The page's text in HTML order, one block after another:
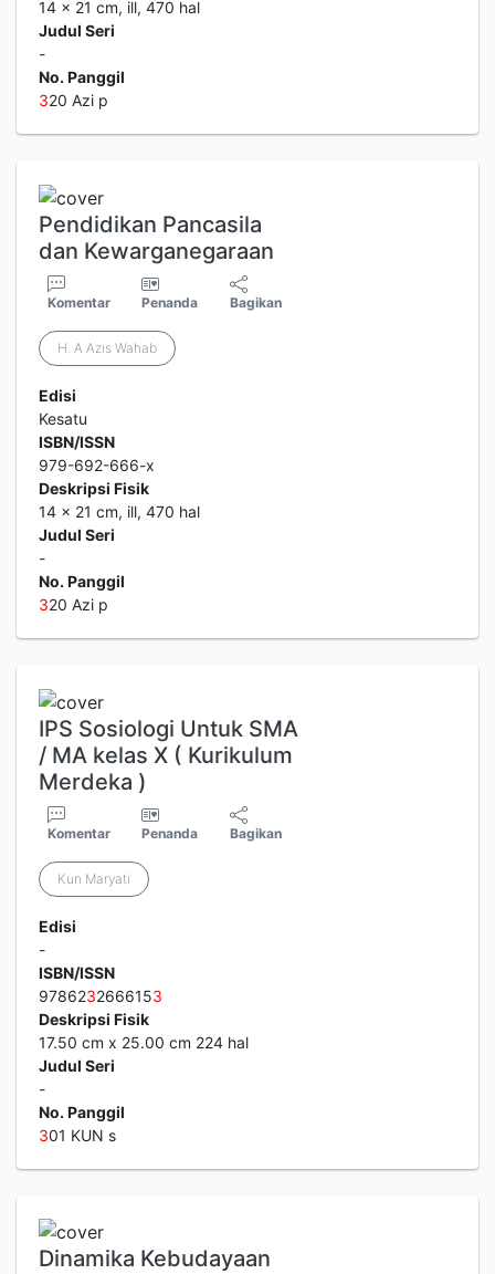
14 x 21 cm, ill, 470 hal
Judul Seri
-
No. Panggil
320 Azi p
Pendidikan Pancasila
dan Kewarganegaraan
Komentar Penanda Bagikan
H. A Azis Wahab
Edisi
Kesatu
ISBN/ISSN
979-692-666-x
Deskripsi Fisik
14 x 21 cm, ill, 470 hal
Judul Seri
-
No. Panggil
320 Azi p
IPS Sosiologi Untuk SMA
/ MA kelas X ( Kurikulum
Merdeka )
Komentar Penanda Bagikan
Kun Maryati
Edisi
-
ISBN/ISSN
9786232666153
Deskripsi Fisik
17.50 cm x 25.00 cm 224 hal
Judul Seri
-
No. Panggil
301 KUN s
Dinamika Kebudayaan